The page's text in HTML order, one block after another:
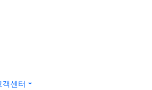
객센터